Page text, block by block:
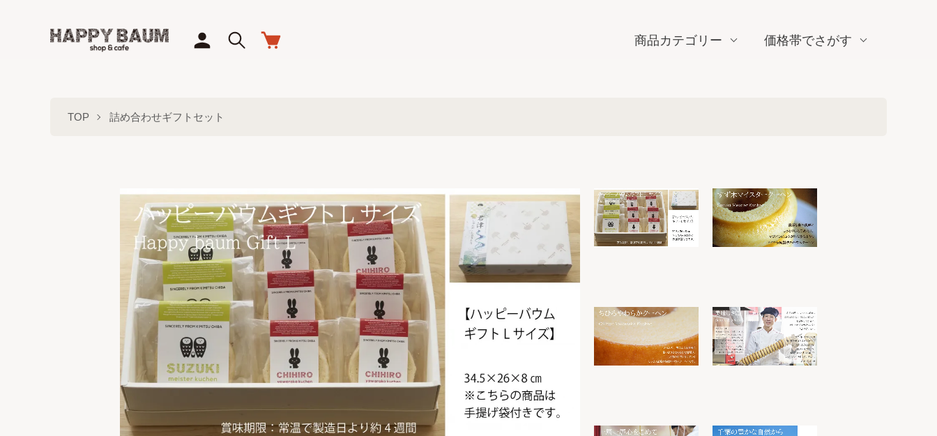
商品カテゴリー 価格帯でさがす
TOP 詰め合わせギフトセット